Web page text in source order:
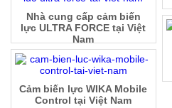
Nhà cung cấp cảm biến
lực ULTRA FORCE tại Việt
Nam
Cảm biến lực WIKA Mobile
Control tại Việt Nam